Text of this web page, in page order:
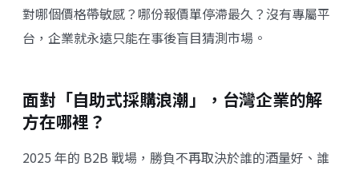
對哪個價格帶敏感？哪份報價單停滯最久？沒有專屬平
台，企業就永遠只能在事後盲目猜測市場。
面對「自助式採購浪潮」，台灣企業的解
方在哪裡？
2025 年的 B2B 戰場，勝負不再取決於誰的酒量好、誰